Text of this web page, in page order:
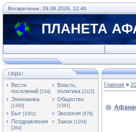
Воскресенье, 09.08.2026, 12:46
ПЛАНЕТА
СЮДА!
Вести
поселений [534]
Власть,
политика [2115]
Экономика
[1300]
Общество
[1591]
Быт [1001] Экология [978]
Поздравления
[264]
Закон [1204]
Главная »